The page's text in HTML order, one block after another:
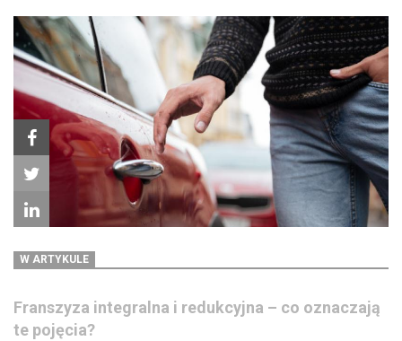
W ARTYKULE
Franszyza integralna i redukcyjna – co oznaczają
te pojęcia?